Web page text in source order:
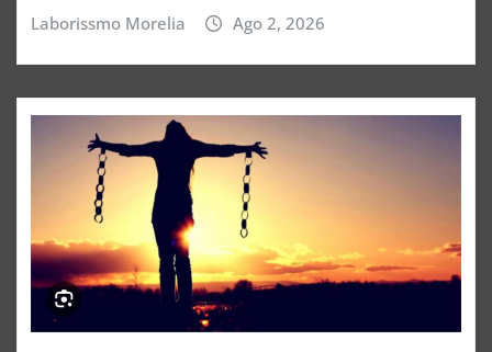
Laborissmo Morelia Ago 2, 2026